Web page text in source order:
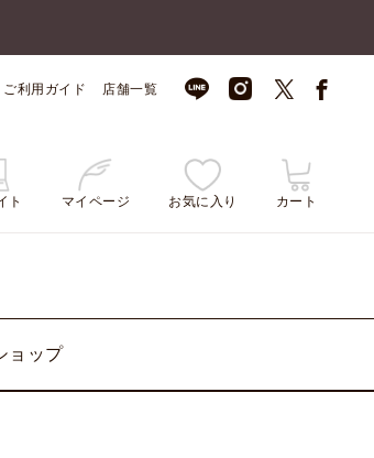
ご利用ガイド 店舗一覧
ト マイページ お気に入り カート
ョップ